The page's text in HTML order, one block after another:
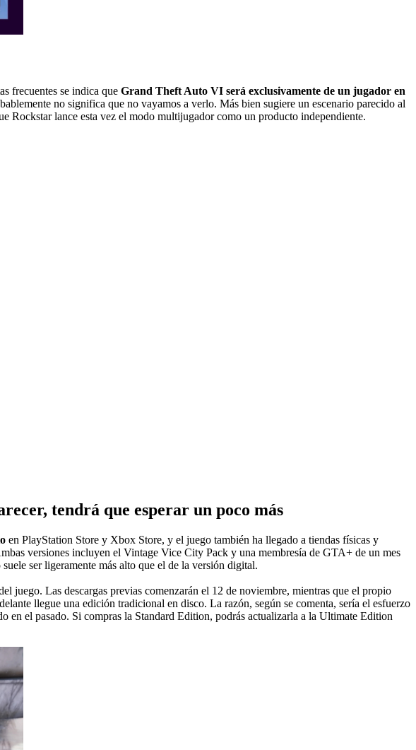
frecuentes se indica que Grand Theft Auto VI será exclusivamente de un jugador en
no significa que no vayamos a verlo. Más bien sugiere un escenario parecido al
Rockstar lance esta vez el modo multijugador como un producto independiente.
tendrá que esperar un poco más
en PlayStation Store y Xbox Store, y el juego también ha llegado a tiendas físicas y
versiones incluyen el Vintage Vice City Pack y una membresía de GTA+ de un mes
ser ligeramente más alto que el de la versión digital.
juego. Las descargas previas comenzarán el 12 de noviembre, mientras que el propio
llegue una edición tradicional en disco. La razón, según se comenta, sería el esfuerzo
en el pasado. Si compras la Standard Edition, podrás actualizarla a la Ultimate Edition